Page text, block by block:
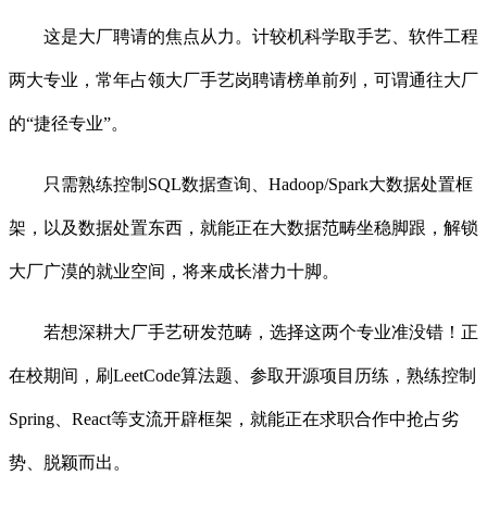
这是大厂聘请的焦点从力。计较机科学取手艺、软件工程
两大专业，常年占领大厂手艺岗聘请榜单前列，可谓通往大厂
的“捷径专业”。
只需熟练控制SQL数据查询、Hadoop/Spark大数据处置框
架，以及数据处置东西，就能正在大数据范畴坐稳脚跟，解锁
大厂广漠的就业空间，将来成长潜力十脚。
若想深耕大厂手艺研发范畴，选择这两个专业准没错！正
在校期间，刷LeetCode算法题、参取开源项目历练，熟练控制
Spring、React等支流开辟框架，就能正在求职合作中抢占劣
势、脱颖而出。